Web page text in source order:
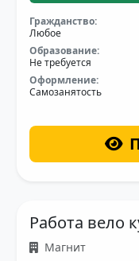
Гражданство:
Любое
Образование:
Не требуется
Оформление:
Самозанятость
Работа вело
Магнит